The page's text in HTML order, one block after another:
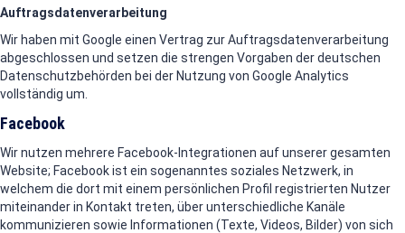
Auftragsdatenverarbeitung
Wir haben mit Google einen Vertrag zur Auftragsdatenverarbeitung
abgeschlossen und setzen die strengen Vorgaben der deutschen
Datenschutzbehörden bei der Nutzung von Google Analytics
vollständig um.
Facebook
Wir nutzen mehrere Facebook-Integrationen auf unserer gesamten
Website; Facebook ist ein sogenanntes soziales Netzwerk, in
welchem die dort mit einem persönlichen Profil registrierten Nutzer
miteinander in Kontakt treten, über unterschiedliche Kanäle
kommunizieren sowie Informationen (Texte, Videos, Bilder) von sich